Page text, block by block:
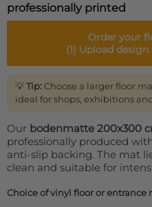
professionally printed
Order your
(1) Upload design
💡Tip:Choose a larger floor
ideal for shops, exhibitions
Our bodenmatte 200x300
professionally produced
anti-slip backing. The mat
clean and suitable for
Choice of vinyl floor or entrance